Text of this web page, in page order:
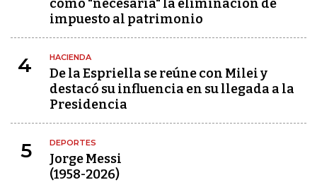
como "necesaria" la eliminación de
impuesto al patrimonio
4 HACIENDA
De la Espriella se reúne con Milei y
destacó su influencia en su llegada a la
Presidencia
5 DEPORTES
Jorge Messi
(1958-2026)